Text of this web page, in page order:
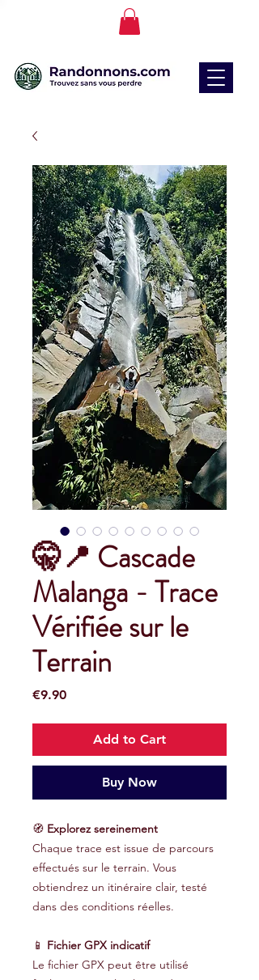
🤫📍 Cascade
Malanga - Trace
Vérifiée sur le
Terrain
€9.90Price
Add to Cart
Buy Now
🧭 Explorez sereinement
Chaque trace est issue de parcours
effectués sur le terrain. Vous
obtiendrez un itinéraire clair, testé
dans des conditions réelles.
📱 Fichier GPX indicatif
Le fichier GPX peut être utilisé